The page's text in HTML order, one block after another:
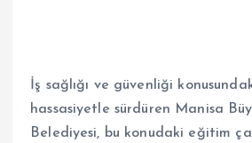
İş sağlığı ve güvenliği
hassasiyetle sürdüren Manisa
Belediyesi, bu konudaki eğitim